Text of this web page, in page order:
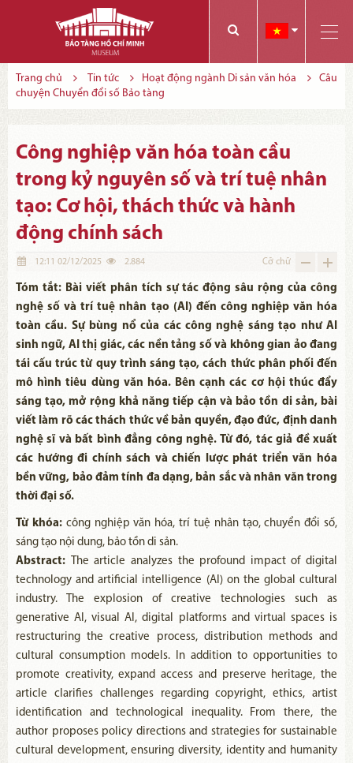
Trang chủ Tin tức Hoạt động ngành Di sản văn hóa
Câu
chuyện Chuyển đổi số Bảo tàng
Công nghiệp văn hóa toàn cầu
trong kỷ nguyên số và trí tuệ nhân
tạo: Cơ hội, thách thức và hành
động chính sách
12:11 02/12/2025 2.884 Cỡ chữ
Tóm tắt: Bài viết phân tích sự tác động sâu rộng của công
nghệ số và trí tuệ nhân tạo (AI) đến công nghiệp văn hóa
toàn cầu. Sự bùng nổ của các công nghệ sáng tạo như AI
sinh ngữ, AI thị giác, các nền tảng số và không gian ảo đang
tái cấu trúc từ quy trình sáng tạo, cách thức phân phối đến
mô hình tiêu dùng văn hóa. Bên cạnh các cơ hội thúc đẩy
sáng tạo, mở rộng khả năng tiếp cận và bảo tồn di sản, bài
viết làm rõ các thách thức về bản quyền, đạo đức, định danh
nghệ sĩ và bất bình đẳng công nghệ. Từ đó, tác giả đề xuất
các hướng đi chính sách và chiến lược phát triển văn hóa
bền vững, bảo đảm tính đa dạng, bản sắc và nhân văn trong
thời đại số.
Từ khóa:công nghiệp văn hóa, trí tuệ nhân tạo, chuyển đổi số,
sáng tạo nội dung, bảo tồn di sản.
Abstract:
The article analyzes the profound impact of digital
technology and artificial intelligence (AI) on the global cultural
industry. The explosion of creative technologies such as
generative AI, visual AI, digital platforms and virtual spaces is
restructuring the creative process, distribution methods and
cultural consumption models. In addition to opportunities to
promote creativity, expand access and preserve heritage, the
article clarifies challenges regarding copyright, ethics, artist
identification and technological inequality. From there, the
author proposes policy directions and strategies for sustainable
cultural development, ensuring diversity, identity and humanity